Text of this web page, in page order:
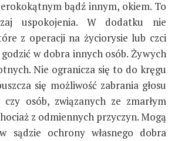
bądź innym, okiem. To
uspokojenia. W dodatku nie
z operacji na życiorysie lub czci
godzić w dobra innych osób. Żywych
Nie ogranicza się to do kręgu
się możliwość zabrania głosu
czy osób, związanych ze zmarłym
z odmiennych przyczyn. Mogą
sądzie ochrony własnego dobra